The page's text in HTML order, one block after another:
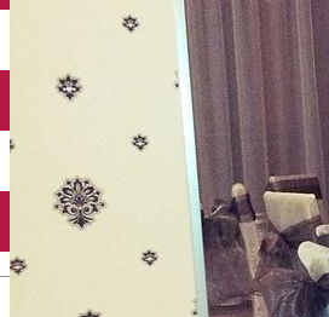
English
Închirieri auto
Închirieri biciclete
Încărcare vehicule electrice